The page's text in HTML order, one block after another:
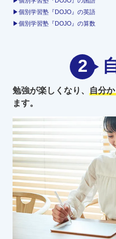
▶個別学習塾『DOJO』の英語
▶個別学習塾『DOJO』の算数
2
勉強が楽しくなり、 自分
ます。